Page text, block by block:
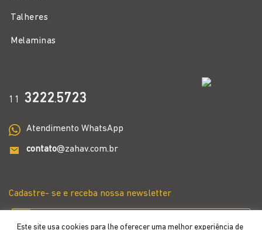
Este site usa cookies para lhe oferecer uma melhor experiência de
Talheres
Melaminas
11 3222.5723
Atendimento WhatsApp
contato@zahav.com.br
Cadastre- se e receba nossa newsletter